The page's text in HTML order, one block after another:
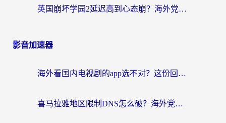
英国崩坏学园2延迟高到心态崩？海外党国服游戏加速终极指南
影音加速器
海外看国内电视剧的app选不对？这份回国加速器避坑指南帮你流畅追剧
喜马拉雅地区限制DNS怎么破？海外党听国内音乐听书的终极解决方案